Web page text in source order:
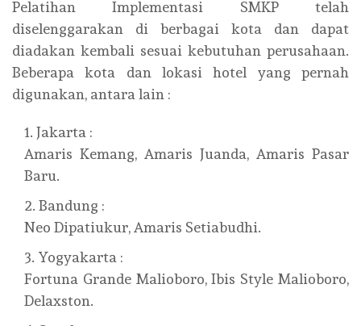
Pelatihan Implementasi SMKP telah
diselenggarakan di berbagai kota dan dapat
diadakan kembali sesuai kebutuhan perusahaan.
Beberapa kota dan lokasi hotel yang pernah
digunakan, antara lain :
Jakarta :
Amaris Kemang, Amaris Juanda, Amaris Pasar
Baru.
Bandung :
Neo Dipatiukur, Amaris Setiabudhi.
Yogyakarta :
Fortuna Grande Malioboro, Ibis Style Malioboro,
Delaxston.